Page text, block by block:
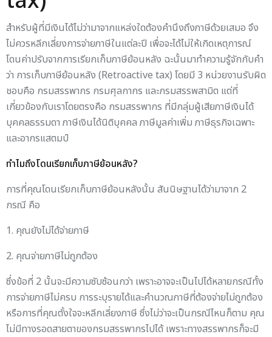
สำหรับผู้ที่มีเงินได้ไม่ว่ามาจากแหล่งใดต้องคำนึงถึงภาษีด้วยเสมอ จึง
ไม่ควรหลีกเลี่ยงการจ่ายภาษีในแต่ละปี เพื่อจะได้ไม่ให้เกิดเหตุการณ์
โดนค่าปรับจากการเรียกเก็บภาษีย้อนหลัง ฉะนั้นมาทำความรู้จักกับคำ
ว่า การเก็บภาษีย้อนหลัง (Retroactive tax) โดยมี 3 หน่วยงานรับผิด
ชอบคือ กรมสรรพากร กรมศุลกากร และกรมสรรพสามิต แต่ที่
เกี่ยวข้องกับเราโดยตรงคือ กรมสรรพากร ที่มีกลุ่มผู้เสียภาษีเงินได้
บุคคลธรรมดา ภาษีเงินได้นิติบุคคล ภาษีมูลค่าเพิ่ม ภาษีธุรกิจเฉพาะ
และอากรแสตมป์
ทำไมถึงโดนเรียกเก็บภาษีย้อนหลัง?
การที่คุณโดนเรียกเก็บภาษีย้อนหลังนั้น สันนิษฐานได้ว่ามาจาก 2
กรณี คือ
1. คุณยังไม่ได้จ่ายภาษี
2. คุณจ่ายภาษีไม่ถูกต้อง
ซึ่งข้อที่ 2 นั้นจะมีความซับซ้อนกว่า เพราะอาจจะเป็นไปได้หลายกรณีทั้ง
การจ่ายภาษีไม่ครบ การระบุรายได้และคำนวณภาษีที่ต้องจ่ายไม่ถูกต้อง
หรือการที่คุณตั้งใจจะหลีกเลี่ยงภาษี ซึ่งไม่ว่าจะเป็นกรณีไหนก็ตาม คุณ
ไม่มีทางรอดสายตาของกรมสรรพากรไปได้ เพราะทางสรรพากรก็จะมี